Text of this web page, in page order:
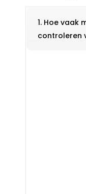
1. Hoe vaak
controleren